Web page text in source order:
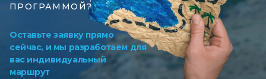
ПРОГРАММОЙ?
Оставьте заявку прямо
сейчас, и мы разработаем для
вас индивидуальный
маршрут